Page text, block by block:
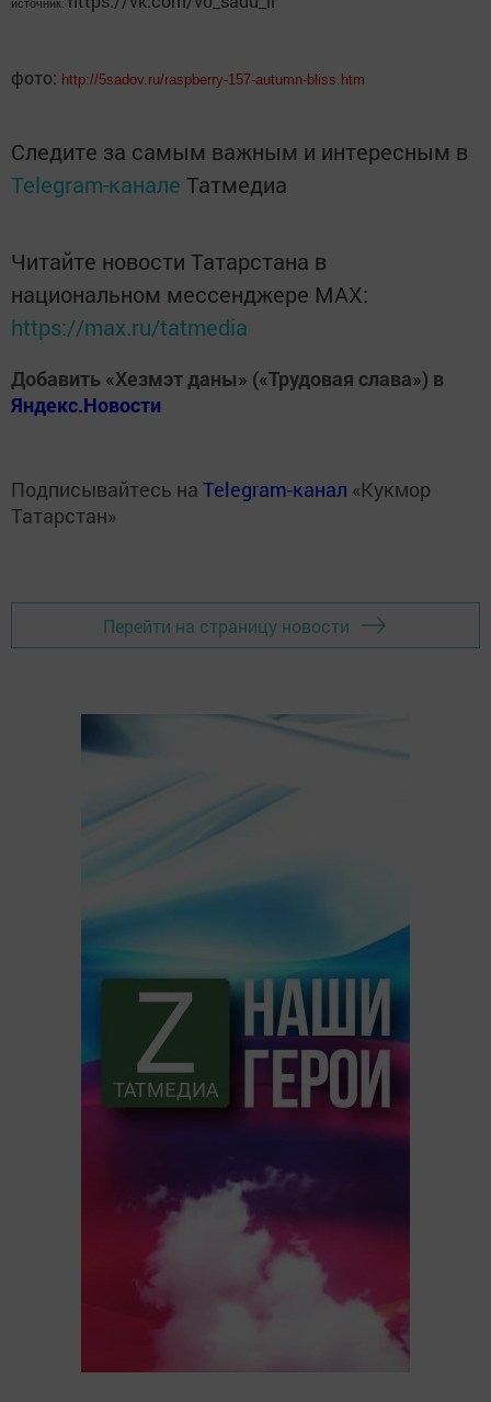
источник:
фото: http://5sadov.ru/raspberry-157-autumn-bliss.htm
Следите за самым важным и интересным в
Telegram-канале Татмедиа
Читайте новости Татарстана в
национальном мессенджере MАХ:
https://max.ru/tatmedia
Добавить «Хезмэт даны» («Трудовая слава») в
Яндекс.Новости
Подписывайтесь на Telegram-канал «Кукмор
Татарстан»
Перейти на страницу новости